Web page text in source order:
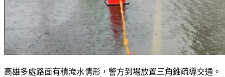
高雄多處路面有積淹水情形，警方到場放置三角錐疏導交通。